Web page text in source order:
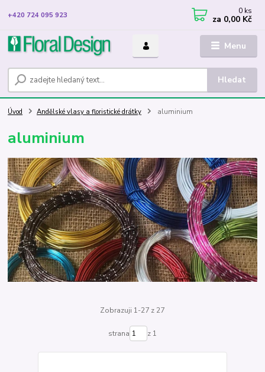
Menu
Hledat
+420 724 095 923 0 ks
za 0,00 Kč
Úvod Andělské vlasy a floristické drátky aluminium
aluminium
Zobrazuji 1-27 z 27
strana z 1